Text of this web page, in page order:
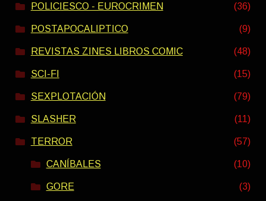
POLICIESCO - EUROCRIMEN (36)
POSTAPOCALIPTICO (9)
REVISTAS ZINES LIBROS COMIC (48)
SCI-FI (15)
SEXPLOTACIÓN (79)
SLASHER (11)
TERROR (57)
CANÍBALES (10)
GORE (3)